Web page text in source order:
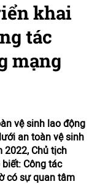
khai
tác
mạng
vệ sinh lao động
an toàn vệ sinh
2022, Chủ tịch
Công tác
có sự quan tâm